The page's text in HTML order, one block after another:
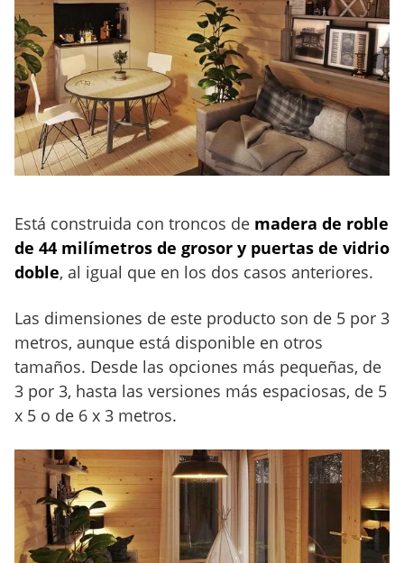
Está construida con troncos de madera de roble
de 44 milímetros de grosor y puertas de vidrio
doble, al igual que en los dos casos anteriores.
Las dimensiones de este producto son de 5 por 3
metros, aunque está disponible en otros
tamaños. Desde las opciones más pequeñas, de
3 por 3, hasta las versiones más espaciosas, de 5
x 5 o de 6 x 3 metros.